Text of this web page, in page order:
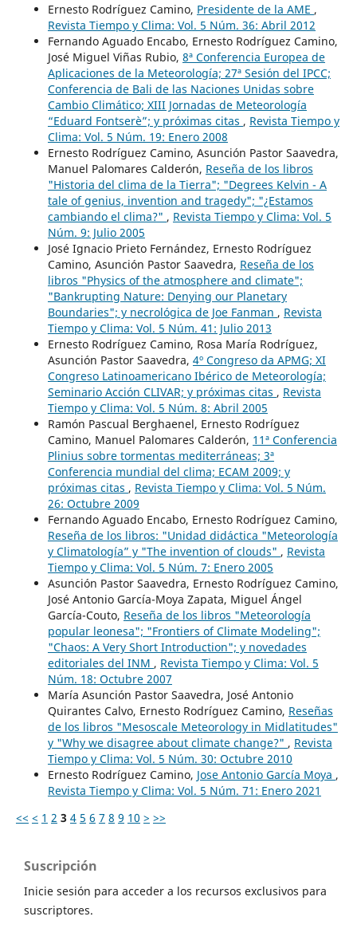
Ernesto Rodríguez Camino, Presidente de la AME ,
Revista Tiempo y Clima: Vol. 5 Núm. 36: Abril 2012
Fernando Aguado Encabo, Ernesto Rodríguez Camino,
José Miguel Viñas Rubio, 8ª Conferencia Europea de
Aplicaciones de la Meteorología; 27ª Sesión del IPCC;
Conferencia de Bali de las Naciones Unidas sobre
Cambio Climático; XIII Jornadas de Meteorología
“Eduard Fontserè”; y próximas citas , Revista Tiempo y
Clima: Vol. 5 Núm. 19: Enero 2008
Ernesto Rodríguez Camino, Asunción Pastor Saavedra,
Manuel Palomares Calderón, Reseña de los libros
"Historia del clima de la Tierra"; "Degrees Kelvin - A
tale of genius, invention and tragedy"; "¿Estamos
cambiando el clima?" , Revista Tiempo y Clima: Vol. 5
Núm. 9: Julio 2005
José Ignacio Prieto Fernández, Ernesto Rodríguez
Camino, Asunción Pastor Saavedra, Reseña de los
libros "Physics of the atmosphere and climate";
"Bankrupting Nature: Denying our Planetary
Boundaries"; y necrológica de Joe Fanman , Revista
Tiempo y Clima: Vol. 5 Núm. 41: Julio 2013
Ernesto Rodríguez Camino, Rosa María Rodríguez,
Asunción Pastor Saavedra, 4º Congreso da APMG; XI
Congreso Latinoamericano Ibérico de Meteorología;
Seminario Acción CLIVAR; y próximas citas , Revista
Tiempo y Clima: Vol. 5 Núm. 8: Abril 2005
Ramón Pascual Berghaenel, Ernesto Rodríguez
Camino, Manuel Palomares Calderón, 11ª Conferencia
Plinius sobre tormentas mediterráneas; 3ª
Conferencia mundial del clima; ECAM 2009; y
próximas citas , Revista Tiempo y Clima: Vol. 5 Núm.
26: Octubre 2009
Fernando Aguado Encabo, Ernesto Rodríguez Camino,
Reseña de los libros: "Unidad didáctica "Meteorología
y Climatología” y "The invention of clouds" , Revista
Tiempo y Clima: Vol. 5 Núm. 7: Enero 2005
Asunción Pastor Saavedra, Ernesto Rodríguez Camino,
José Antonio García-Moya Zapata, Miguel Ángel
García-Couto, Reseña de los libros "Meteorología
popular leonesa"; "Frontiers of Climate Modeling";
"Chaos: A Very Short Introduction"; y novedades
editoriales del INM , Revista Tiempo y Clima: Vol. 5
Núm. 18: Octubre 2007
María Asunción Pastor Saavedra, José Antonio
Quirantes Calvo, Ernesto Rodríguez Camino, Reseñas
de los libros "Mesoscale Meteorology in Midlatitudes"
y "Why we disagree about climate change?" , Revista
Tiempo y Clima: Vol. 5 Núm. 30: Octubre 2010
Ernesto Rodríguez Camino, Jose Antonio García Moya ,
Revista Tiempo y Clima: Vol. 5 Núm. 71: Enero 2021
<< < 1 2 3 4 5 6 7 8 9 10 > >>
Suscripción
Inicie sesión para acceder a los recursos exclusivos para
suscriptores.